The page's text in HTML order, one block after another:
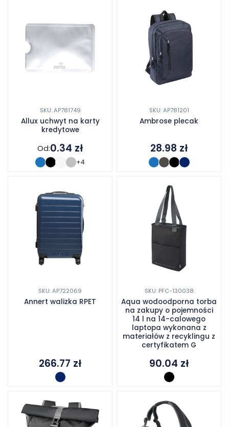
SKU: AP781749
Allux uchwyt na karty
kredytowe
Od:0.34 zł
+4
SKU: AP781201
Ambrose plecak
28.98 zł
SKU: AP722069
Annert walizka RPET
266.77 zł
SKU: PFC-130038
Aqua wodoodporna torba
na zakupy o pojemności
14 l na 14-calowego
laptopa wykonana z
materiałów z recyklingu z
certyfikatem G
90.04 zł